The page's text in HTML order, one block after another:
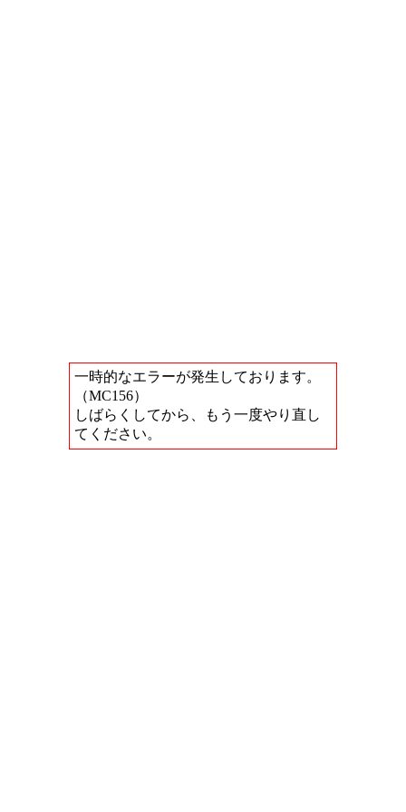
一時的なエラーが発生しております。
（MC156）
しばらくしてから、もう一度やり直し
てください。